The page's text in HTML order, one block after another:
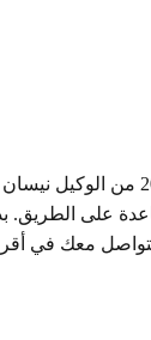
تمتع باسترداد نقدي يصل إلى 20,000 ريال
كم، إضافةً إلى 5 سنوات خدمة
معك في